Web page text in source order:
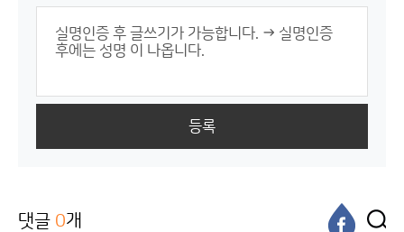
등록
댓글 0개